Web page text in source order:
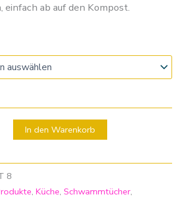
ab auf den Kompost.
In den Warenkorb
8
, Küche, Schwammtücher,